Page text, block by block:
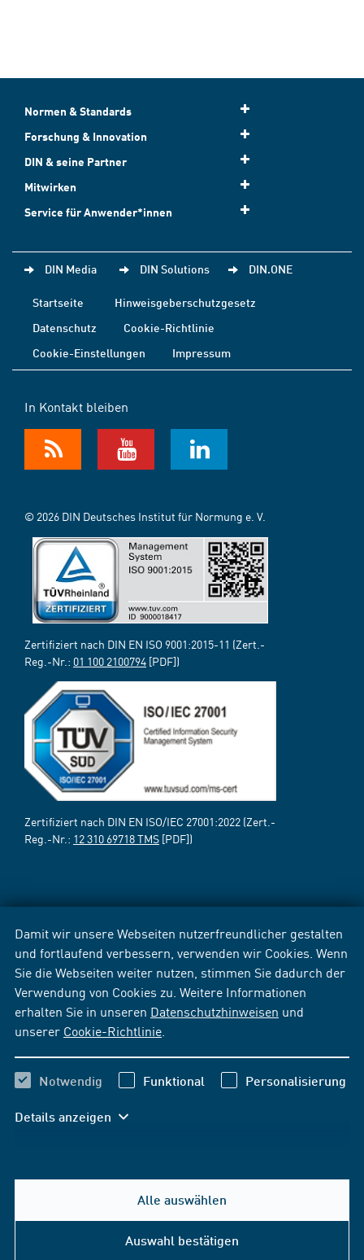
Damit wir unsere Webseiten nutzerfreundlicher gestalten
und fortlaufend verbessern, verwenden wir Cookies. Wenn
Sie die Webseiten weiter nutzen, stimmen Sie dadurch der
Verwendung von Cookies zu. Weitere Informationen
erhalten Sie in unseren Datenschutzhinweisen und
unserer Cookie-Richtlinie
Notwendig Funktional Personalisierung
Details anzeigen
Alle auswählen
Auswahl bestätigen
Normen & Standards
Forschung & Innovation
DIN & seine Partner
Mitwirken
Service für Anwender*innen
DIN Media DIN Solutions DIN.ONE
Startseite
Hinweisgeberschutzgesetz
Datenschutz
Cookie-Richtlinie
Cookie-Einstellungen
Impressum
In Kontakt bleiben
© 2026 DIN Deutsches Institut für Normung e. V.
Zertifiziert nach DIN EN ISO 9001:2015-11 (Zert.-
Reg.-Nr.: 01 100 2100794 [PDF])
Zertifiziert nach DIN EN ISO/IEC 27001:2022 (Zert.-
Reg.-Nr.: 12 310 69718 TMS [PDF])